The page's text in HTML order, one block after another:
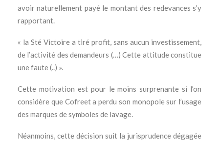
avoir naturellement payé le montant des redevances s’y
rapportant.
« la Sté Victoire a tiré profit, sans aucun investissement,
de l’activité des demandeurs (…) Cette attitude constitue
une faute (..) ».
Cette motivation est pour le moins surprenante si l’on
considère que Cofreet a perdu son monopole sur l’usage
des marques de symboles de lavage.
Néanmoins, cette décision suit la jurisprudence dégagée